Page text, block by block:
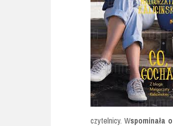
czytelnicy. Wspominała